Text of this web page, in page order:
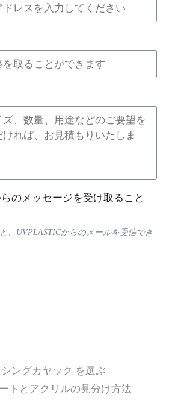
のメッセージを受け取ること
、UVPLASTICからのメールを受信でき
ングカヤック を選ぶ
トとアクリルの見分け方法